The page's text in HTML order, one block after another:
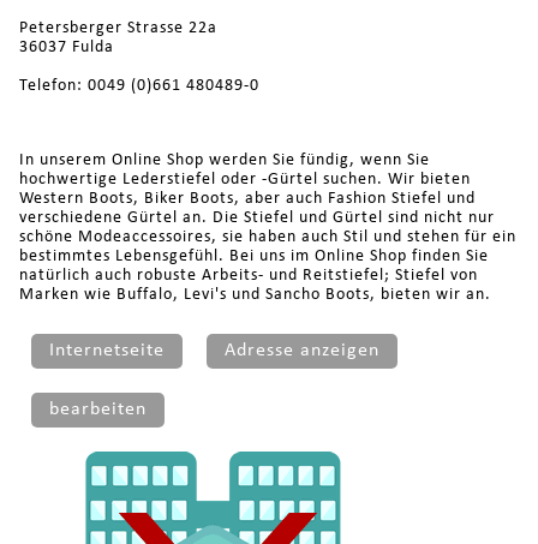
Petersberger Strasse 22a
36037 Fulda
Telefon: 0049 (0)661 480489-0
In unserem Online Shop werden Sie fündig, wenn Sie
hochwertige Lederstiefel oder -Gürtel suchen. Wir bieten
Western Boots, Biker Boots, aber auch Fashion Stiefel und
verschiedene Gürtel an. Die Stiefel und Gürtel sind nicht nur
schöne Modeaccessoires, sie haben auch Stil und stehen für ein
bestimmtes Lebensgefühl. Bei uns im Online Shop finden Sie
natürlich auch robuste Arbeits- und Reitstiefel; Stiefel von
Marken wie Buffalo, Levi's und Sancho Boots, bieten wir an.
Internetseite Adresse anzeigen
bearbeiten